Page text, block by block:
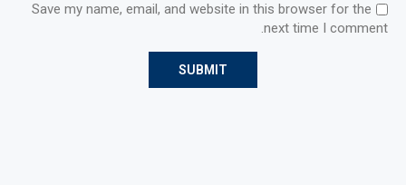
Save my name, email, and website in this browser for the
next time I comment.